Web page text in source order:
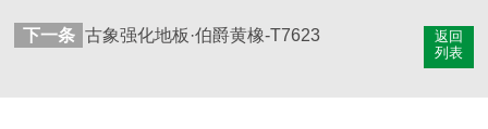
返回
列表
下一条 古象强化地板·伯爵黄橡-T7623